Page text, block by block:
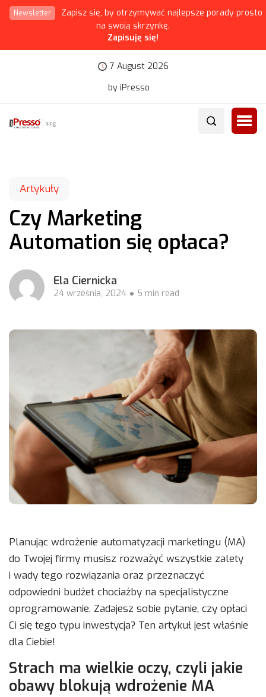
Newsletter
Zapisz się, by otrzymywać najlepsze porady prosto
na swoją skrzynkę.
Zapisuję się!
7 August 2026
by iPresso
Artykuły
Czy Marketing
Automation się opłaca?
Ela Ciernicka
24 września, 2024 5 min read
Planując wdrożenie automatyzacji marketingu (MA)
do Twojej firmy musisz rozważyć wszystkie zalety
i wady tego rozwiązania oraz przeznaczyć
odpowiedni budżet chociażby na specjalistyczne
oprogramowanie. Zadajesz sobie pytanie, czy opłaci
Ci się tego typu inwestycja? Ten artykuł jest właśnie
dla Ciebie!
Strach ma wielkie oczy, czyli jakie
obawy blokują wdrożenie MA